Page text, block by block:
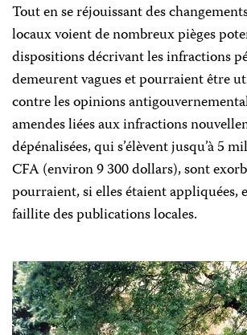
Tout en se réjouissant des
locaux voient de nombreux pièges
dispositions décrivant les infractions
demeurent vagues et pourraient être
contre les opinions
amendes liées aux infractions
dépénalisées, qui s’élèvent jusqu’à 5
CFA (environ 9 300 dollars), sont
pourraient, si elles étaient appliquées,
faillite des publications locales.